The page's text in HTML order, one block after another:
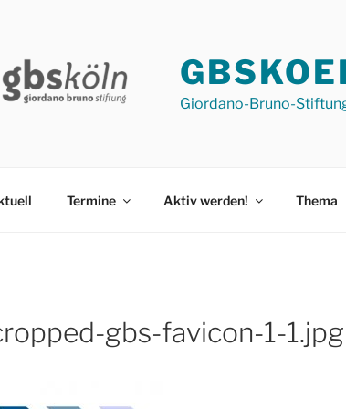
Giordano-Bruno-
Termine Aktiv werden! Thema
gbs-favicon-1-1.jpg